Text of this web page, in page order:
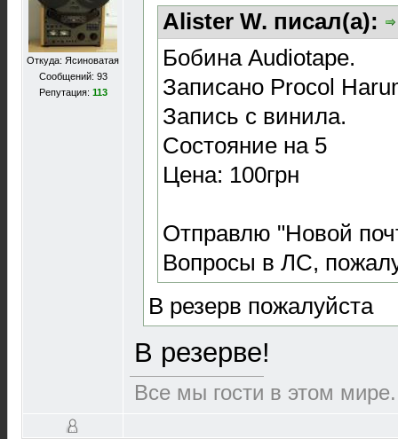
Откуда: Ясиноватая
Сообщений: 93
Репутация: 113
Alister W. писал(а):
Бобина Audiotape.
Записано Procol
Запись с винила.
Состояние на 5
Цена: 100грн
Отправлю "Новой
Вопросы в ЛС,
В резерв пожалуйста
В резерве!
Все мы гости в этом